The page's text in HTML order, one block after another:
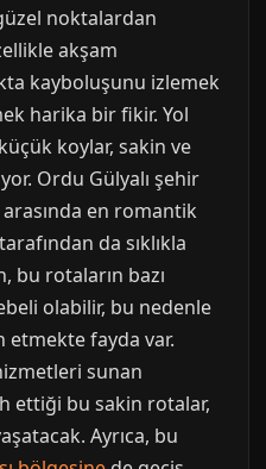
noktalardan
akşam
kayboluşunu izlemek
harika bir fikir. Yol
koylar, sakin ve
Ordu Gülyalı şehir
en romantik
da sıklıkla
bu rotaların bazı
olabilir, bu nedenle
etmekte fayda var.
sunan
ettiği bu sakin rotalar,
Ayrıca, bu